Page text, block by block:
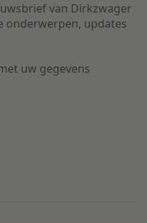
van Dirkzwager
onderwerpen, updates
uw gegevens